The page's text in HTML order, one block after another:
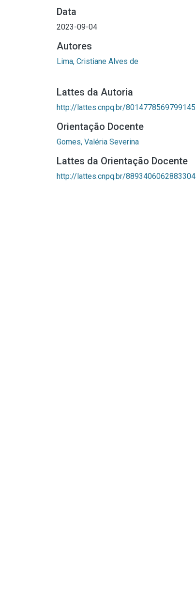
Data
2023-09-04
Autores
Lima, Cristiane Alves de
Lattes da Autoria
http://lattes.cnpq.br/8014778569799145
Orientação Docente
Gomes, Valéria Severina
Lattes da Orientação Docente
http://lattes.cnpq.br/8893406062883304